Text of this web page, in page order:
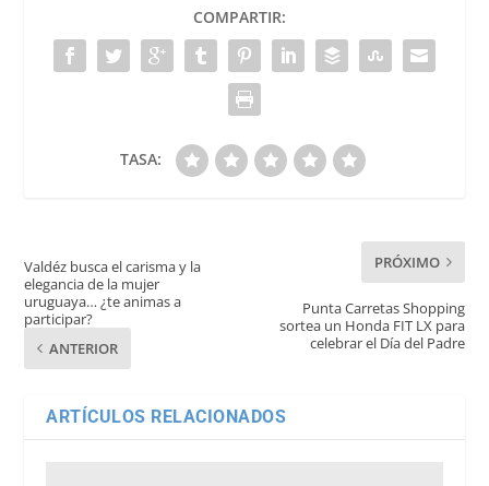
COMPARTIR:
TASA:
Valdéz busca el carisma y la
elegancia de la mujer
uruguaya… ¿te animas a
participar?
ANTERIOR
PRÓXIMO
Punta Carretas Shopping
sortea un Honda FIT LX para
celebrar el Día del Padre
ARTÍCULOS RELACIONADOS